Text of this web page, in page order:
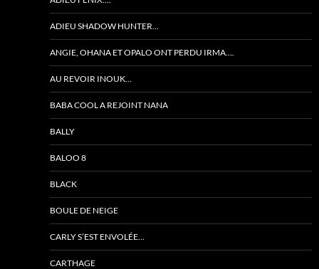
ADIEU SHADOW HUNTER…
ANGIE, OHANA ET OPALO ONT PERDU IRMA….
AU REVOIR INOUK…
BABA COOL A REJOINT NANA
BALLY
BALOO 8
BLACK
BOULE DE NEIGE
CARLY S’EST ENVOLÉE…
CARTHAGE